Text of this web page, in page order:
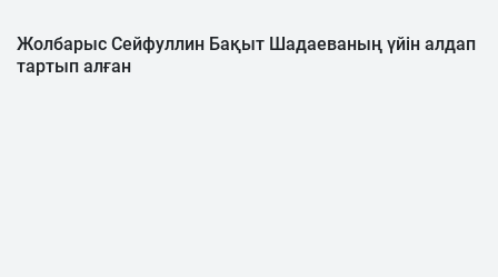
Жолбарыс Сейфуллин Бақыт Шадаеваның үйін алдап
тартып алған